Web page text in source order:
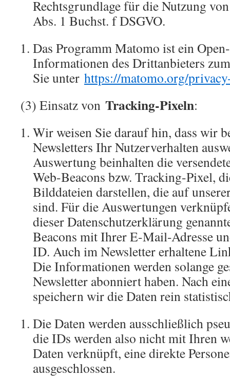
Rechtsgrundlage für die Nutzung
Abs. 1 Buchst. f DSGVO.
Das Programm Matomo ist ein
Informationen des Drittanbieters
Sie unter https://matomo.org/
(3) Einsatz von Tracking-Pixeln:
Wir weisen Sie darauf hin, dass wir
Newsletters Ihr Nutzerverhalten
Auswertung beinhalten die
Web-Beacons bzw. Tracking-Pixel,
Bilddateien darstellen, die auf
sind. Für die Auswertungen
dieser Datenschutzerklärung
Beacons mit Ihrer E-Mail-Adresse
ID. Auch im Newsletter erhaltene
Die Informationen werden solange
Newsletter abonniert haben. Nach
speichern wir die Daten rein
Die Daten werden ausschließlich
die IDs werden also nicht mit Ihren
Daten verknüpft, eine direkte
ausgeschlossen.